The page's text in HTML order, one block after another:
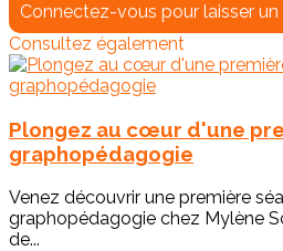
Connectez-vous pour laisser
Consultez également
Plongez au cœur d'une
graphopédagogie
Venez découvrir une première
graphopédagogie chez Mylène
de...